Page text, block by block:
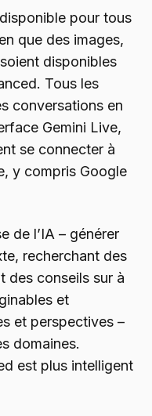
pour tous
que des images,
disponibles
Tous les
conversations en
Gemini Live,
se connecter à
y compris Google
de l’IA – générer
recherchant des
des conseils sur à
et
et perspectives –
domaines.
est plus intelligent